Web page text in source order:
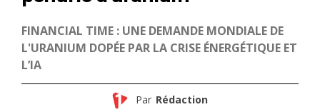
FINANCIAL TIME : UNE DEMANDE MONDIALE DE
L'URANIUM DOPÉE PAR LA CRISE ÉNERGÉTIQUE ET
L’IA
Par Rédaction